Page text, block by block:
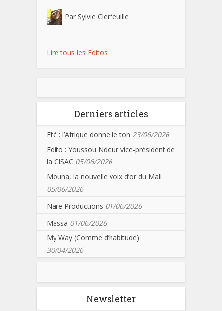
Par Sylvie Clerfeuille
Lire tous les Editos
Derniers articles
Eté : l’Afrique donne le ton 23/06/2026
Edito : Youssou Ndour vice-président de
la CISAC 05/06/2026
Mouna, la nouvelle voix d’or du Mali
05/06/2026
Nare Productions 01/06/2026
Massa 01/06/2026
My Way (Comme d’habitude)
30/04/2026
Newsletter